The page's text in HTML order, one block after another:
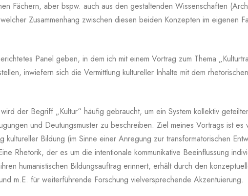
Fächern, aber bspw. auch aus den gestaltenden Wissenschaften
Zusammenhang zwischen diesen beiden Konzepten im eigenen
Panel geben, in dem ich mit einem Vortrag zum Thema
inwiefern sich die Vermittlung kultureller Inhalte mit dem
der Begriff „Kultur“ häufig gebraucht, um ein System kollektiv
und Deutungsmuster zu beschreiben. Ziel meines Vortrags ist es
Bildung (im Sinne einer Anregung zur transformatorischen
Rhetorik, der es um die intentionale kommunikative Beeinflussung
humanistischen Bildungsauftrag erinnert, erhält durch den
m.E. für weiterführende Forschung vielversprechende Akzentuierung.